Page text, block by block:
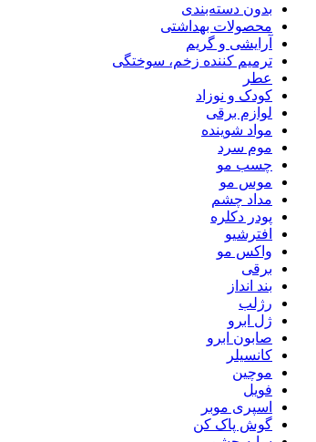
بدون دسته‌بندی
محصولات بهداشتی
آرایشی و گریم
ترمیم کننده زخم، سوختگی
عطر
کودک و نوزاد
لوازم برقی
مواد شوینده
موم سرد
چسب مو
موس مو
مداد چشم
پودر دکلره
افترشیو
واکس مو
برقی
بند انداز
رژلب
ژل ابرو
صابون ابرو
کانسیلر
موچین
فویل
اسپری موبر
گوش پاک کن